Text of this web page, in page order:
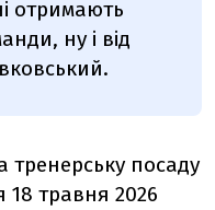
отримають
ну і від
тренерську посаду
18 травня 2026